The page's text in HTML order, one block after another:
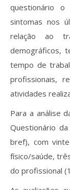
questionário o
sintomas nos
relação ao
demográficos,
tempo de
profissionais,
atividades
Para a análise
Questionário
bref), com
físico/saúde,
do profissional